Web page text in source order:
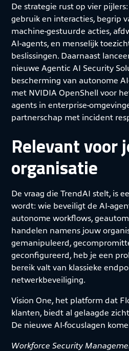
De strategie rust op vier
gebruik en interacties, begrip
machine-gestuurde acties,
AI-agents, en menselijk
beslissingen. Daarnaast
nieuwe Agentic AI Security
bescherming van autonome
met NVIDIA OpenShell voor
agents in enterprise-
partnerschap met incident
Relevant voor
organisatie
De vraag die TrendAI stelt, is
wordt: wie beveiligt de AI-
autonome workflows,
handelen namens jouw
gemanipuleerd,
geconfigureerd, heb je een
bereik valt van klassieke
netwerkbeveiliging.
Vision One, het platform dat
klanten, biedt al gelaagde
De nieuwe AI-focuslagen
Workforce Security